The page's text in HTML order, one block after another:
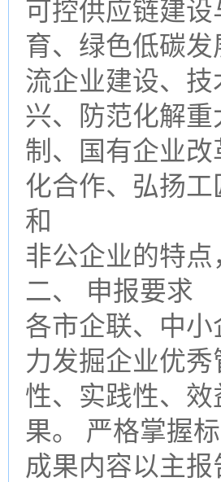
可控供应链建设
育、绿色低碳发
流企业建设、
兴、防范化解
制、国有企业改
化合作、弘扬
和
非公企业的特
二、 申报要求
各市企联、中
力发掘企业优
性、实践性、
果。 严格掌握
成果内容以主